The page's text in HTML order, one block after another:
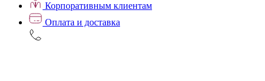
Корпоративным клиентам
Оплата и доставка